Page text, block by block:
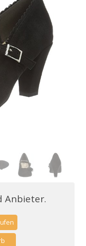
Anbieter.